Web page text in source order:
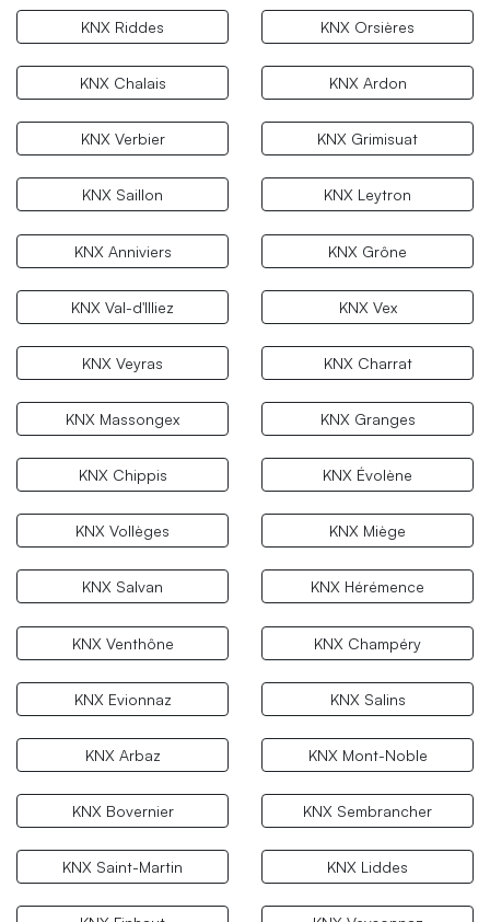
KNX Riddes KNX Orsières
KNX Chalais KNX Ardon
KNX Verbier KNX Grimisuat
KNX Saillon KNX Leytron
KNX Anniviers KNX Grône
KNX Val-d'Illiez KNX Vex
KNX Veyras KNX Charrat
KNX Massongex KNX Granges
KNX Chippis KNX Évolène
KNX Vollèges KNX Miège
KNX Salvan KNX Hérémence
KNX Venthône KNX Champéry
KNX Evionnaz KNX Salins
KNX Arbaz KNX Mont-Noble
KNX Bovernier KNX Sembrancher
KNX Saint-Martin KNX Liddes